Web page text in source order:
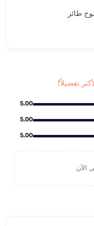
طائر
تفضيلاً!
5.00
5.00
5.00
الآن